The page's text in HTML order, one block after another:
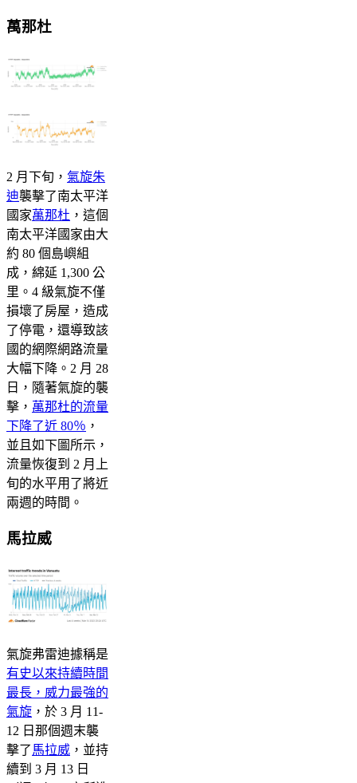
萬那杜
2 月下旬， 氣旋朱
迪襲擊了南太平洋
國家萬那杜 ，這個
南太平洋國家由大
約 80 個島嶼組
成，綿延 1,300 公
里。4 級氣旋不僅
損壞了房屋，造成
了停電，還導致該
國的網際網路流量
大幅下降。2 月 28
日，隨著氣旋的襲
擊， 萬那杜的流量
下降了近 80％ ，
並且如下圖所示，
流量恢復到 2 月上
旬的水平用了將近
兩週的時間。
馬拉威
氣旋弗雷迪據稱是
有史以來持續時間
最長，威力最強的
氣旋 ，於 3 月 11-
12 日那個週末襲
擊了 馬拉威 ，並持
續到 3 月 13 日